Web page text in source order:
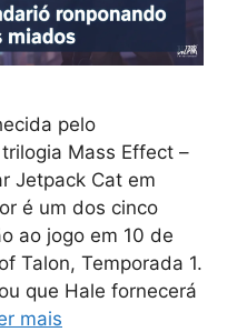
pelo
Mass Effect –
Jetpack Cat em
é um dos cinco
ao jogo em 10 de
Talon, Temporada 1.
que Hale fornecerá
mais